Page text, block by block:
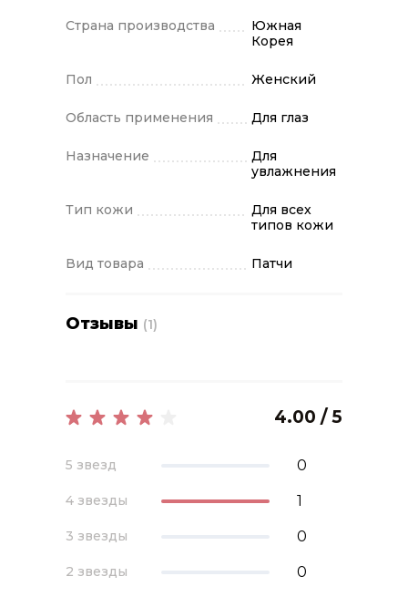
Страна производства
Южная
Корея
Пол Женский
Область применения Для глаз
Назначение
Для
увлажнения
Тип кожи
Для всех
типов кожи
Вид товара Патчи
Отзывы (1)
4.00 / 5
5 звезд 0
4 звезды 1
3 звезды 0
2 звезды 0